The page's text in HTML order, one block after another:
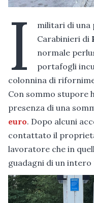
I
militari di una
Carabinieri di
normale
portafogli
colonnina di
Con sommo stupore
presenza di una
euro. Dopo alcuni
contattato il
lavoratore che in
guadagni di un intero